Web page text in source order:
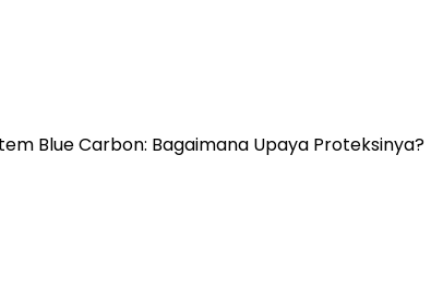
Blue Carbon: Bagaimana Upaya Proteksinya?